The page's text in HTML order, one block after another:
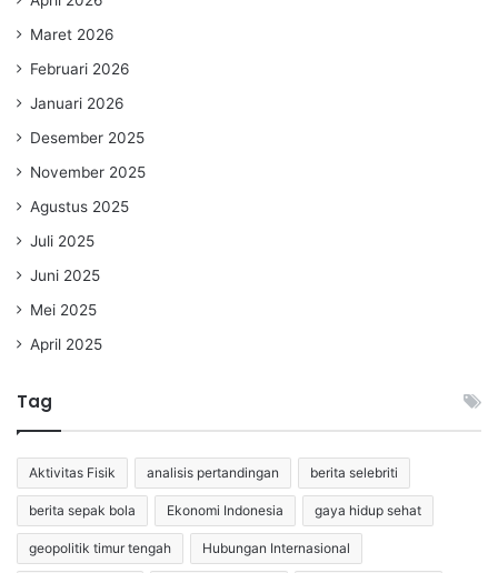
Maret 2026
Februari 2026
Januari 2026
Desember 2025
November 2025
Agustus 2025
Juli 2025
Juni 2025
Mei 2025
April 2025
Tag
Aktivitas Fisik analisis pertandingan berita selebriti
berita sepak bola Ekonomi Indonesia gaya hidup sehat
geopolitik timur tengah Hubungan Internasional